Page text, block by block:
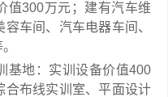
值300万元；建有汽车维
车间、汽车电器车间、
基地：实训设备价值400
合布线实训室、平面设计